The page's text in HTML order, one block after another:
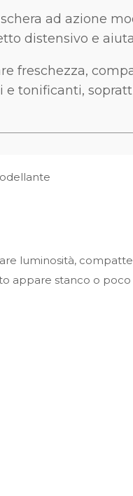
ad azione
distensivo e
freschezza,
tonificanti,
luminosità,
appare stanco o poco